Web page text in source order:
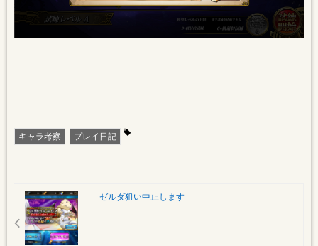
キャラ考察 プレイ日記
ゼルダ狙い中止します